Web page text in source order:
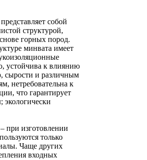
собой
структурой,
горных пород.
минвата имеет
устойчива к влиянию
сырости и различным
нетребовательна к
что гарантирует
экологически
при изготовлении
только
Чаще других
входных